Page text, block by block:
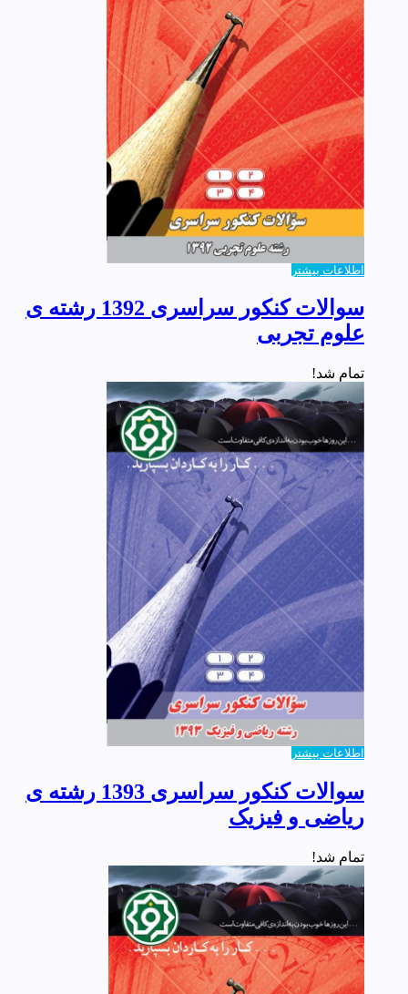
اطلاعات بیشتر
سوالات کنکور سراسری 1392 رشته ی
علوم تجربی
تمام شد!
اطلاعات بیشتر
سوالات کنکور سراسری 1393 رشته ی
ریاضی و فیزیک
تمام شد!